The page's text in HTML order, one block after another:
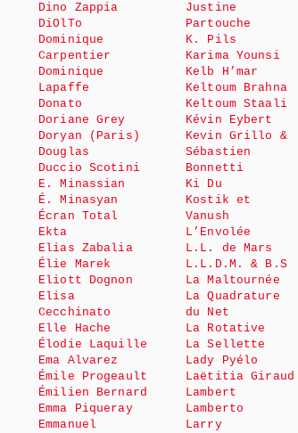
Dino Zappia
DiOlTo
Dominique
Carpentier
Dominique
Lapaffe
Donato
Doriane Grey
Doryan (Paris)
Douglas
Duccio Scotini
E. Minassian
É. Minasyan
Écran Total
Ekta
Elias Zabalia
Élie Marek
Eliott Dognon
Elisa
Cecchinato
Elle Hache
Élodie Laquille
Ema Alvarez
Émile Progeault
Émilien Bernard
Emma Piqueray
Emmanuel
Justine
Partouche
K. Pils
Karima Younsi
Kelb H’mar
Keltoum Brahna
Keltoum Staali
Kévin Eybert
Kevin Grillo &
Sébastien
Bonnetti
Ki Du
Kostik et
Vanush
L’Envolée
L.L. de Mars
L.L.D.M. & B.S
La Maltournée
La Quadrature
du Net
La Rotative
La Sellette
Lady Pyélo
Laëtitia Giraud
Lambert
Lamberto
Larry